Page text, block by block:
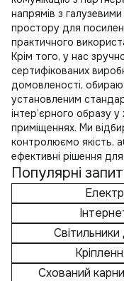
напрямів з
простору для
практичного
Крім того, у нас
сертифікованих
домовленості,
установленим
інтер’єрного образу
приміщеннях. Ми
контролюємо якість,
ефективні рішення
Популярні
Схований